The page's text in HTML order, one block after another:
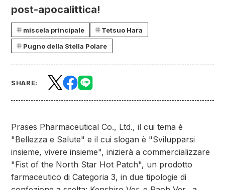
post-apocalittica!
miscela principale
Tetsuo Hara
Pugno della Stella Polare
SHARE:
Prases Pharmaceutical Co., Ltd., il cui tema è
"Bellezza e Salute" e il cui slogan è "Svilupparsi
insieme, vivere insieme", inizierà a commercializzare
"Fist of the North Star Hot Patch", un prodotto
farmaceutico di Categoria 3, in due tipologie di